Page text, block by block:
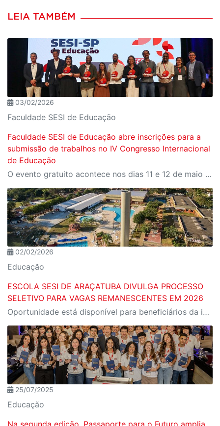
LEIA TAMBÉM
03/02/2026
Faculdade SESI de Educação
Faculdade SESI de Educação abre inscrições para a
submissão de trabalhos no IV Congresso Internacional
de Educação
O evento gratuito acontece nos dias 11 e 12 de maio e reunirá especialistas em torno do tema “Educação que Transforma”. As vagas para participação presencial são limitadas, e a submissão de trabalhos pode ser feita até 31 de março
02/02/2026
Educação
ESCOLA SESI DE ARAÇATUBA DIVULGA PROCESSO
SELETIVO PARA VAGAS REMANESCENTES EM 2026
Oportunidade está disponível para beneficiários da indústria e comunidade em geral
25/07/2025
Educação